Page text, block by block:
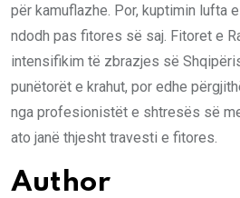
për kamuflazhe. Por, kuptimin lufta
ndodh pas fitores së saj. Fitoret e
intensifikim të zbrazjes së
punëtorët e krahut, por edhe
nga profesionistët e shtresës së
ato janë thjesht travesti e fitores.
Author